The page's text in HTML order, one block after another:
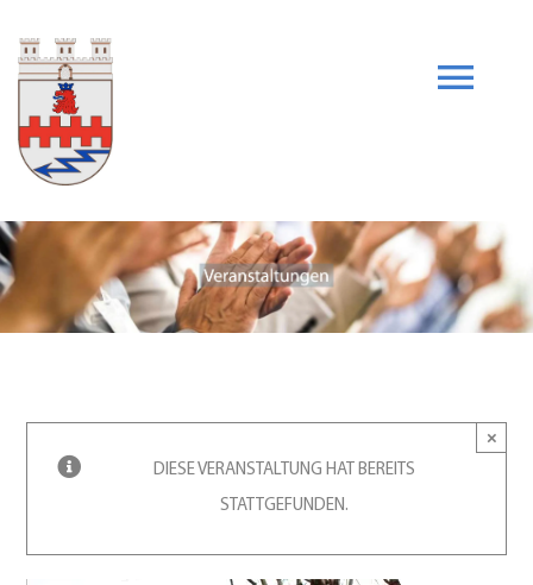
content
Veranstaltungen
DIESE VERANSTALTUNG HAT BEREITS
STATTGEFUNDEN.
×